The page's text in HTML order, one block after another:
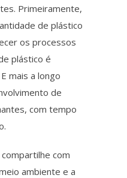
Primeiramente,
de plástico
os processos
plástico é
mais a longo
de
com tempo
com
ambiente e a